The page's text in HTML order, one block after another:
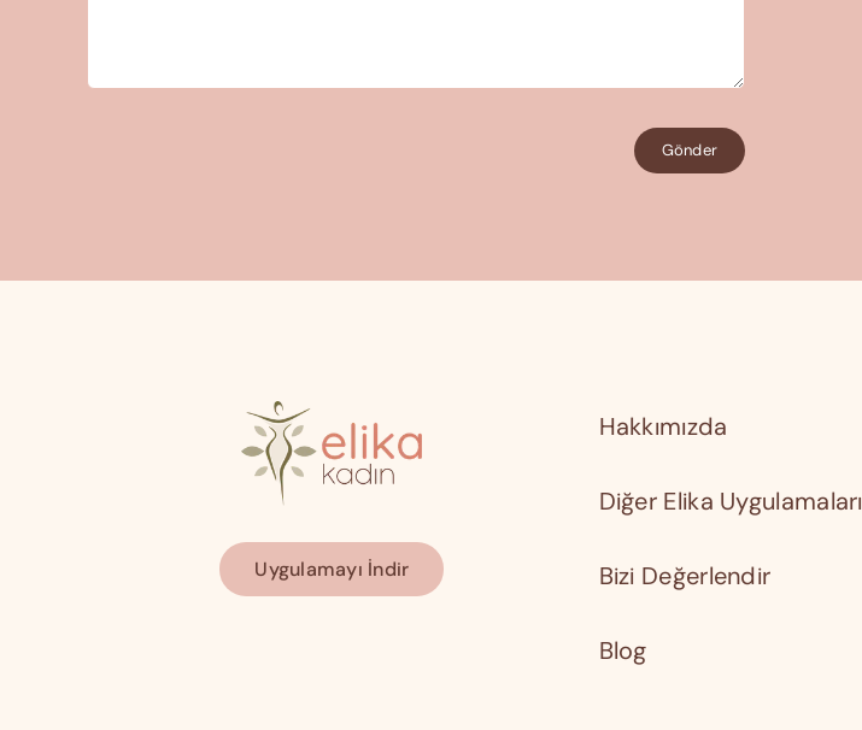
Gönder
Uygulamayı İndir
Hakkımızda
Diğer Elika Uygulamaları
Bizi Değerlendir
Blog